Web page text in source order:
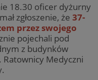
18.30 oficer dyżurny
zgłoszenie, że 37-
przez swojego
pojechali pod
z budynków
Medyczni